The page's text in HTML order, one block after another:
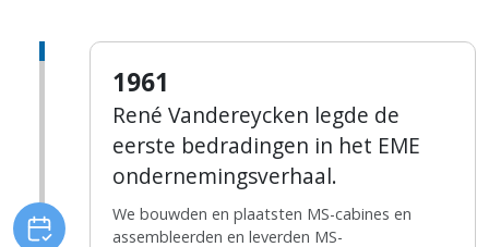
1961
René Vandereycken legde de
eerste bedradingen in het EME
ondernemingsverhaal.
We bouwden en plaatsten MS-cabines en
assembleerden en leverden MS-